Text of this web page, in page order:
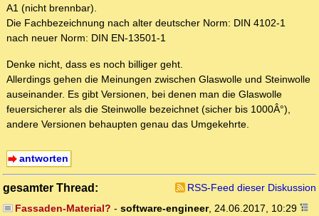
A1 (nicht brennbar).
Die Fachbezeichnung nach alter deutscher Norm: DIN 4102-1
nach neuer Norm: DIN EN-13501-1
Denke nicht, dass es noch billiger geht.
Allerdings gehen die Meinungen zwischen Glaswolle und Steinwolle
auseinander. Es gibt Versionen, bei denen man die Glaswolle
feuersicherer als die Steinwolle bezeichnet (sicher bis 1000Â°),
andere Versionen behaupten genau das Umgekehrte.
antworten
gesamter Thread:
RSS-Feed dieser Diskussion
Fassaden-Material? - software-engineer, 24.06.2017, 10:29